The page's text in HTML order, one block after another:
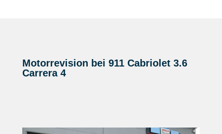
Motorrevision bei 911 Cabriolet 3.6
Carrera 4